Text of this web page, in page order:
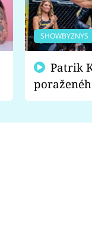
SHOWBYZNYS
fanoušci